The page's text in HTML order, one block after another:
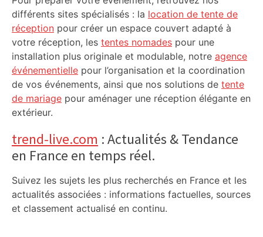
différents sites spécialisés : la location de tente de
réception pour créer un espace couvert adapté à
votre réception, les tentes nomades pour une
installation plus originale et modulable, notre agence
événementielle pour l’organisation et la coordination
de vos événements, ainsi que nos solutions de tente
de mariage pour aménager une réception élégante en
extérieur.
trend-live.com : Actualités & Tendance
en France en temps réel.
Suivez les sujets les plus recherchés en France et les
actualités associées : informations factuelles, sources
et classement actualisé en continu.